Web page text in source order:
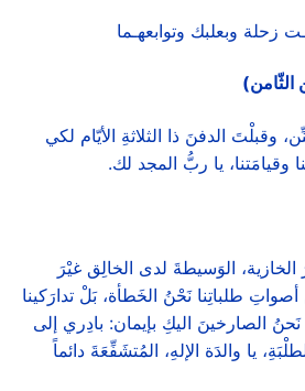
زحلة وبعلبك وتوابعهـما
الثّامن)
وقبلْتَ الدفنَ ذا الثلاثةِ الأيّام لكي
وقيامَتنا، يا ربُّ المجد لك.
الوَسيطةَ لدى الخالِق غيْرَ
طلباتِنا نَحْنُ الخَطأة، بَلْ تدارَكينا
نَحنُ الصارخينَ اليكِ بإيمان: بادِري إلى
يا والدَة الإلهِ، المُتشَفِّعَةَ دائماً